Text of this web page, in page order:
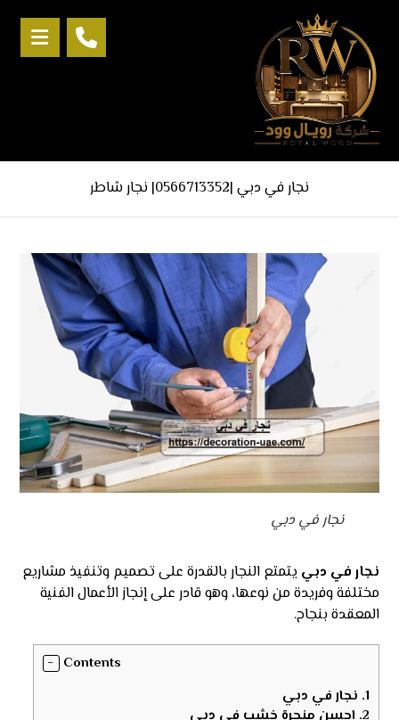
نجار في دبي |0566713352| نجار شاطر
نجار في دبي
نجار في دبي يتمتع النجار بالقدرة على تصميم وتنفيذ مشاريع
مختلفة وفريدة من نوعها، وهو قادر على إنجاز الأعمال الفنية
المعقدة بنجاح.
Contents
1. نجار في دبي